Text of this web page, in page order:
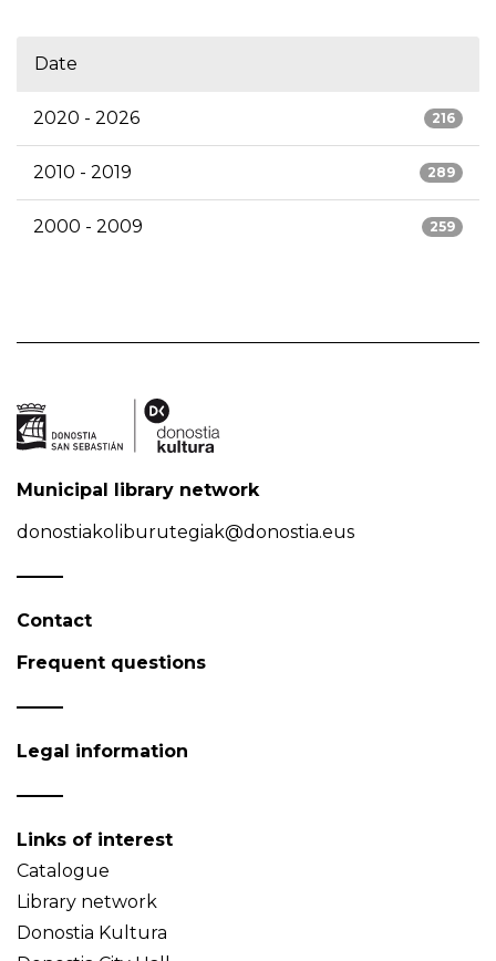
Date
216
2020 - 2026
289
2010 - 2019
259
2000 - 2009
Municipal library network
donostiakoliburutegiak@donostia.eus
Contact
Frequent questions
Legal information
Links of interest
Catalogue
Library network
Donostia Kultura